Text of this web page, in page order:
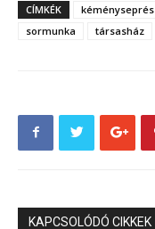
CÍMKÉK kéményseprés
sormunka
társasház
KAPCSOLÓDÓ CIKKEK